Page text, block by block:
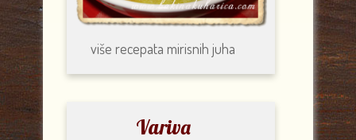
više recepatamirisnih juha
Variva